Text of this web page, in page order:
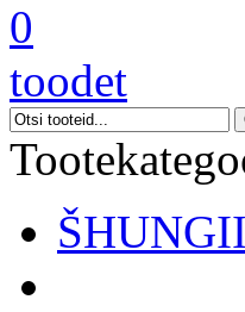
0
toodet